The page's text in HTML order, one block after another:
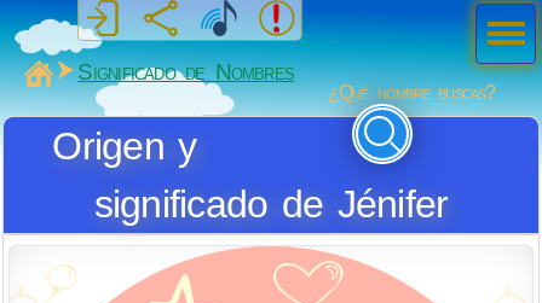
MiSabueso
Significado de Nombres
¿Qué nombre buscas?
Origen y
significado de Jénifer
Men
ú